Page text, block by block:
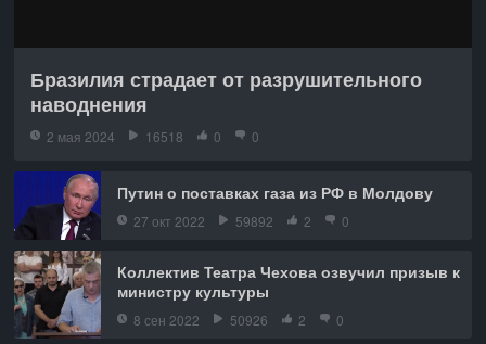
Бразилия страдает от разрушительного
наводнения
2 мая 2024 16518 0 0
Путин о поставках газа из РФ в Молдову
27 окт 2022 59892 2 0
Коллектив Театра Чехова озвучил призыв к
министру культуры
8 сен 2022 50926 2 0